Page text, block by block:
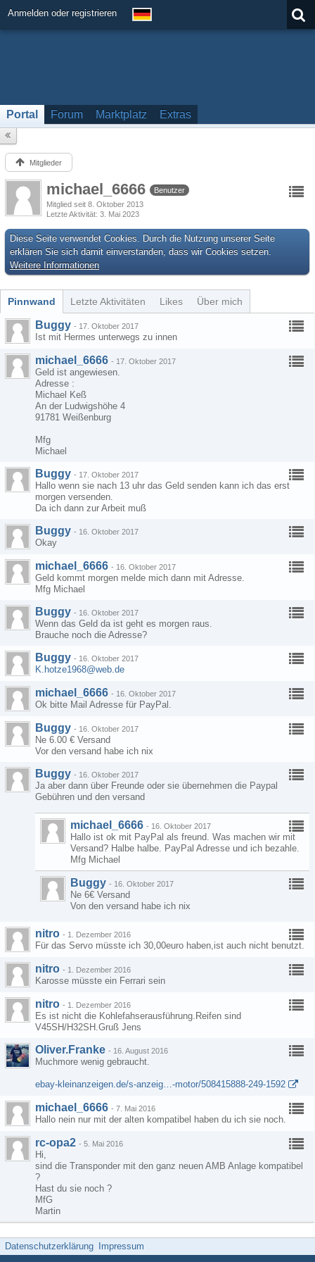
Anmelden oder registrieren
Portal Forum Marktplatz Extras
Mitglieder
michael_6666
Benutzer
Mitglied seit 8. Oktober 2013
Letzte Aktivität 3. Mai 2023
Diese Seite verwendet Cookies. Durch die Nutzung unserer Seite
erklären Sie sich damit einverstanden, dass wir Cookies setzen.
Weitere Informationen
Pinnwand Letzte Aktivitäten Likes Über mich
Buggy - 17. Oktober 2017
Ist mit Hermes unterwegs zu innen
michael_6666 - 17. Oktober 2017
Geld ist angewiesen.
Adresse :
Michael Keß
An der Ludwigshöhe 4
91781 Weißenburg
Mfg
Michael
Buggy - 17. Oktober 2017
Hallo wenn sie nach 13 uhr das Geld senden kann ich das erst
morgen versenden.
Da ich dann zur Arbeit muß
Buggy - 16. Oktober 2017
Okay
michael_6666 - 16. Oktober 2017
Geld kommt morgen melde mich dann mit Adresse.
Mfg Michael
Buggy - 16. Oktober 2017
Wenn das Geld da ist geht es morgen raus.
Brauche noch die Adresse?
Buggy - 16. Oktober 2017
K.hotze1968@web.de
michael_6666 - 16. Oktober 2017
Ok bitte Mail Adresse für PayPal.
Buggy - 16. Oktober 2017
Ne 6.00 € Versand
Vor den versand habe ich nix
Buggy - 16. Oktober 2017
Ja aber dann über Freunde oder sie übernehmen die Paypal
Gebühren und den versand
michael_6666 - 16. Oktober 2017
Hallo ist ok mit PayPal als freund. Was machen wir mit
Versand? Halbe halbe. PayPal Adresse und ich bezahle.
Mfg Michael
Buggy - 16. Oktober 2017
Ne 6€ Versand
Von den versand habe ich nix
nitro - 1. Dezember 2016
Für das Servo müsste ich 30,00euro haben,ist auch nicht benutzt.
nitro - 1. Dezember 2016
Karosse müsste ein Ferrari sein
nitro - 1. Dezember 2016
Es ist nicht die Kohlefahserausführung.Reifen sind
V45SH/H32SH.Gruß Jens
Oliver.Franke - 16. August 2016
Muchmore wenig gebraucht.
ebay-kleinanzeigen.de/s-anzeig…-motor/508415888-249-1592
michael_6666 - 7. Mai 2016
Hallo nein nur mit der alten kompatibel haben du ich sie noch.
rc-opa2 - 5. Mai 2016
Hi,
sind die Transponder mit den ganz neuen AMB Anlage kompatibel
?
Hast du sie noch ?
MfG
Martin
Datenschutzerklärung Impressum